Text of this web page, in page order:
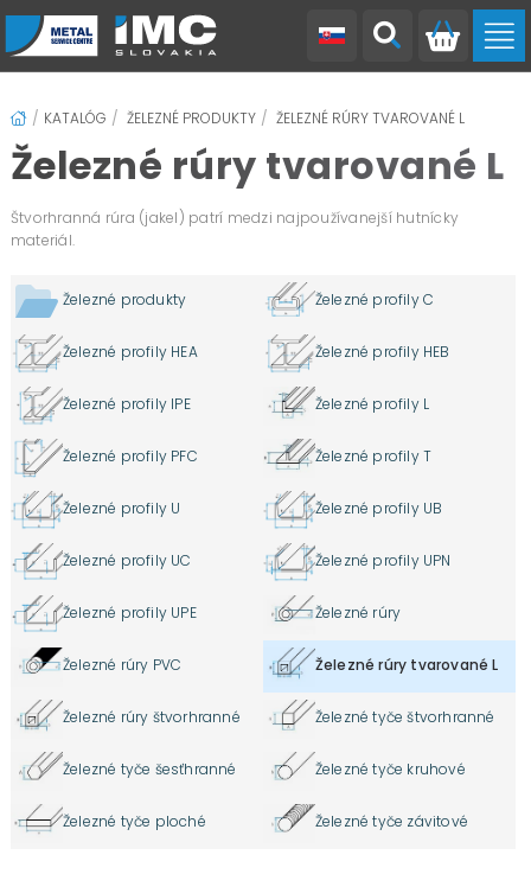
KATALÓG ŽELEZNÉ PRODUKTY ŽELEZNÉ RÚRY TVAROVANÉ L
Železné rúry tvarované L
Štvorhranná rúra (jakel) patrí medzi najpoužívanejší hutnícky
materiál.
Železné produkty Železné profily C
Železné profily HEA Železné profily HEB
Železné profily IPE Železné profily L
Železné profily PFC Železné profily T
Železné profily U Železné profily UB
Železné profily UC Železné profily UPN
Železné profily UPE Železné rúry
Železné rúry PVC Železné rúry tvarované L
Železné rúry štvorhranné Železné tyče štvorhranné
Železné tyče šesťhranné Železné tyče kruhové
Železné tyče ploché Železné tyče závitové